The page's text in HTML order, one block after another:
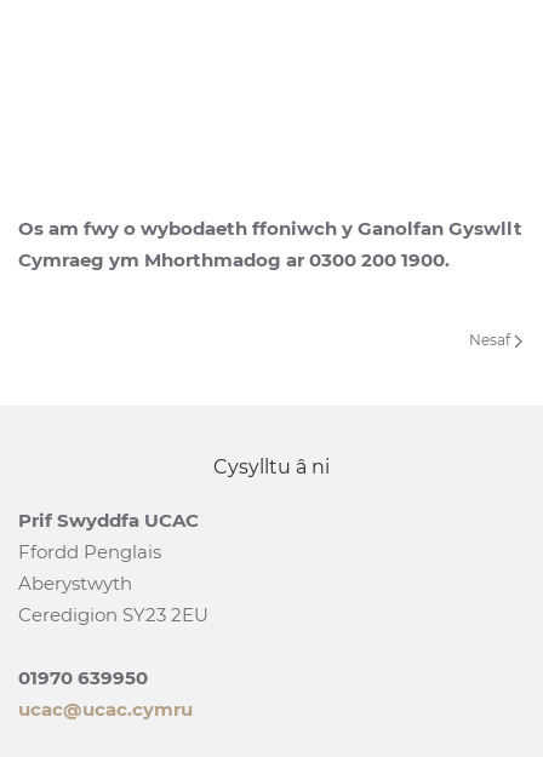
Os am fwy o wybodaeth ffoniwch y Ganolfan Gyswllt
Cymraeg ym Mhorthmadog ar 0300 200 1900.
Nesaf
Cysylltu â ni
Prif Swyddfa UCAC
Ffordd Penglais
Aberystwyth
Ceredigion SY23 2EU
01970 639950
ucac@ucac.cymru